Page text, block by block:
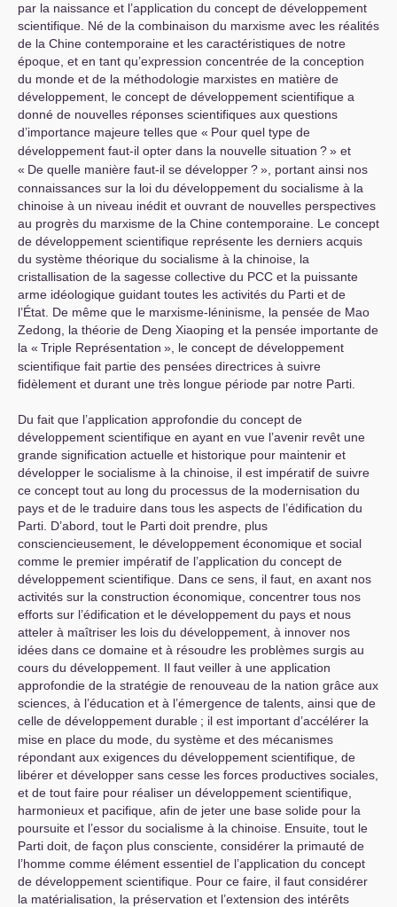
par la naissance et l’application du concept de développement
scientifique. Né de la combinaison du marxisme avec les réalités
de la Chine contemporaine et les caractéristiques de notre
époque, et en tant qu’expression concentrée de la conception
du monde et de la méthodologie marxistes en matière de
développement, le concept de développement scientifique a
donné de nouvelles réponses scientifiques aux questions
d’importance majeure telles que « Pour quel type de
développement faut-il opter dans la nouvelle situation ?» et
« De quelle manière faut-il se développer?», portant ainsi nos
connaissances sur la loi du développement du socialisme à la
chinoise à un niveau inédit et ouvrant de nouvelles perspectives
au progrès du marxisme de la Chine contemporaine. Le concept
de développement scientifique représente les derniers acquis
du système théorique du socialisme à la chinoise, la
cristallisation de la sagesse collective du PCC et la puissante
arme idéologique guidant toutes les activités du Parti et de
l’État. De même que le marxisme-léninisme, la pensée de Mao
Zedong, la théorie de Deng Xiaoping et la pensée importante de
la « Triple Représentation », le concept de développement
scientifique fait partie des pensées directrices à suivre
fidèlement et durant une très longue période par notre Parti.
Du fait que l’application approfondie du concept de
développement scientifique en ayant en vue l’avenir revêt une
grande signification actuelle et historique pour maintenir et
développer le socialisme à la chinoise, il est impératif de suivre
ce concept tout au long du processus de la modernisation du
pays et de le traduire dans tous les aspects de l’édification du
Parti. D’abord, tout le Parti doit prendre, plus
consciencieusement, le développement économique et social
comme le premier impératif de l’application du concept de
développement scientifique. Dans ce sens, il faut, en axant nos
activités sur la construction économique, concentrer tous nos
efforts sur l’édification et le développement du pays et nous
atteler à maîtriser les lois du développement, à innover nos
idées dans ce domaine et à résoudre les problèmes surgis au
cours du développement. Il faut veiller à une application
approfondie de la stratégie de renouveau de la nation grâce aux
sciences, à l’éducation et à l’émergence de talents, ainsi que de
celle de développement durable ; il est important d’accélérer la
mise en place du mode, du système et des mécanismes
répondant aux exigences du développement scientifique, de
libérer et développer sans cesse les forces productives sociales,
et de tout faire pour réaliser un développement scientifique,
harmonieux et pacifique, afin de jeter une base solide pour la
poursuite et l’essor du socialisme à la chinoise. Ensuite, tout le
Parti doit, de façon plus consciente, considérer la primauté de
l’homme comme élément essentiel de l’application du concept
de développement scientifique. Pour ce faire, il faut considérer
la matérialisation, la préservation et l’extension des intérêts